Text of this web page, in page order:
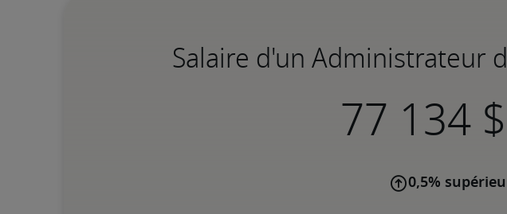
Salaire d'un Administrateur
0,5%